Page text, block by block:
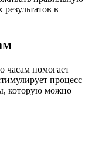
в
часам помогает
процесс
которую можно